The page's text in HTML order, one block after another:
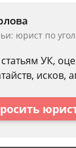
юрист по
УК,
исков,